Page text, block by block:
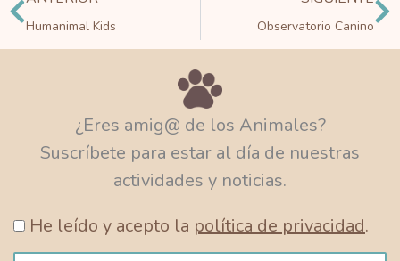
Humanimal Kids Observatorio Canino
¿Eres amig@ de los Animales?
Suscríbete para estar al día de nuestras
actividades y noticias.
He leído y acepto la política de privacidad.